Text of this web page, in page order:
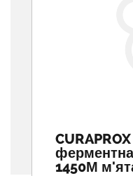
1450М